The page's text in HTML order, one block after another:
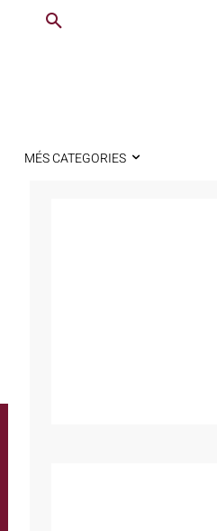
MÉS CATEGORIES